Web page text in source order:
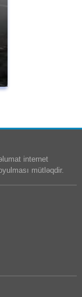
internet
mütləqdir.